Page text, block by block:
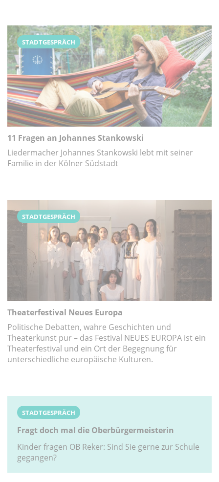
STADTGESPRÄCH
11 Fragen an Johannes Stankowski
Liedermacher Johannes Stankowski lebt mit seiner
Familie in der Kölner Südstadt
STADTGESPRÄCH
Theaterfestival Neues Europa
Politische Debatten, wahre Geschichten und
Theaterkunst pur – das Festival NEUES EUROPA ist ein
Theaterfestival und ein Ort der Begegnung für
unterschiedliche europäische Kulturen.
STADTGESPRÄCH
Fragt doch mal die Oberbürgermeisterin
Kinder fragen OB Reker: Sind Sie gerne zur Schule
gegangen?